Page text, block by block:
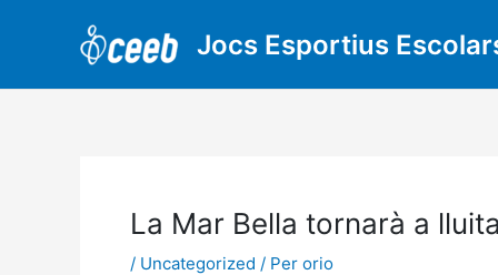
Jocs Esportius
La Mar Bella tornarà a
/ Uncategorized / Per orio